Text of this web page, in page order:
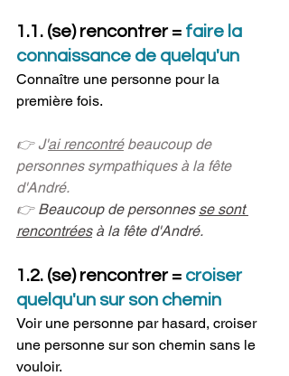
1.1. (se) rencontrer = faire la
connaissance de quelqu'un
Connaître une personne pour la
première fois.
👉 J'ai rencontré beaucoup de
personnes sympathiques à la fête
d'André.
👉 Beaucoup de personnes se sont
rencontrées à la fête d'André.
1.2. (se) rencontrer = croiser
quelqu'un sur son chemin
Voir une personne par hasard, croiser
une personne sur son chemin sans le
vouloir.